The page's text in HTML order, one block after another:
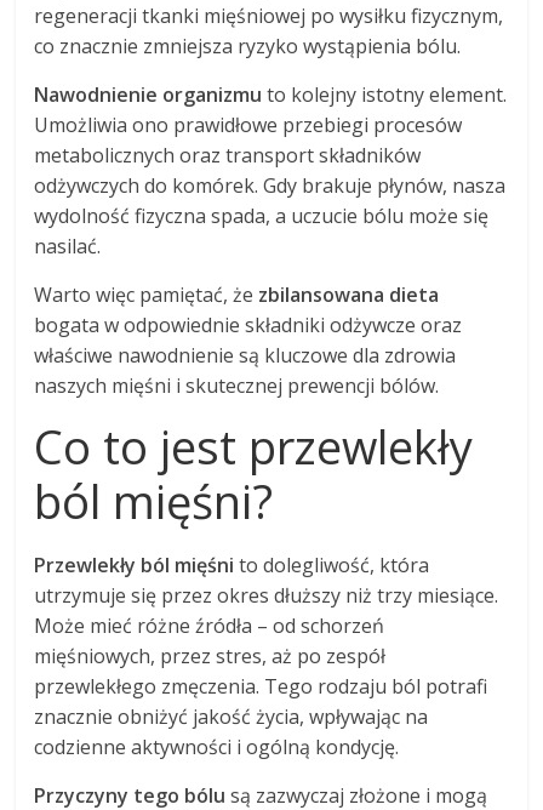
regeneracji tkanki mięśniowej po wysiłku fizycznym,
co znacznie zmniejsza ryzyko wystąpienia bólu.
Nawodnienie organizmu to kolejny istotny element.
Umożliwia ono prawidłowe przebiegi procesów
metabolicznych oraz transport składników
odżywczych do komórek. Gdy brakuje płynów, nasza
wydolność fizyczna spada, a uczucie bólu może się
nasilać.
Warto więc pamiętać, że zbilansowana dieta
bogata w odpowiednie składniki odżywcze oraz
właściwe nawodnienie są kluczowe dla zdrowia
naszych mięśni i skutecznej prewencji bólów.
Co to jest przewlekły
ból mięśni?
Przewlekły ból mięśni to dolegliwość, która
utrzymuje się przez okres dłuższy niż trzy miesiące.
Może mieć różne źródła – od schorzeń
mięśniowych, przez stres, aż po zespół
przewlekłego zmęczenia. Tego rodzaju ból potrafi
znacznie obniżyć jakość życia, wpływając na
codzienne aktywności i ogólną kondycję.
Przyczyny tego bólu są zazwyczaj złożone i mogą